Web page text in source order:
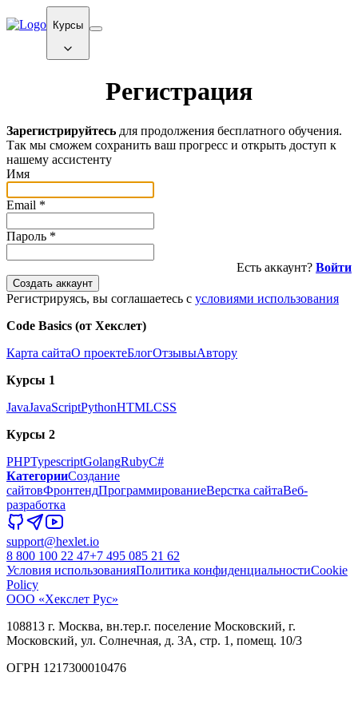
Курсы
Регистрация
Зарегистрируйтесь для продолжения бесплатного обучения.
Так мы сможем сохранить ваш прогресс и открыть доступ к
нашему ассистенту
Имя
Email *
Пароль *
Есть аккаунт? Войти
Создать аккаунт
Регистрируясь, вы соглашаетесь с условиями использования
Code Basics (от Хекслет)
Карта сайтаО проектеБлогОтзывыАвтору
Курсы 1
JavaJavaScriptPythonHTMLCSS
Курсы 2
PHPTypescriptGolangRubyC#
КатегорииСоздание
сайтовФронтендПрограммированиеВерстка сайтаВеб-
разработка
support@hexlet.io
8 800 100 22 47+7 495 085 21 62
Условия использованияПолитика конфиденциальностиCookie
Policy
ООО «Хекслет Рус»
108813 г. Москва, вн.тер.г. поселение Московский, г.
Московский, ул. Солнечная, д. 3А, стр. 1, помещ. 10/3
ОГРН 1217300010476